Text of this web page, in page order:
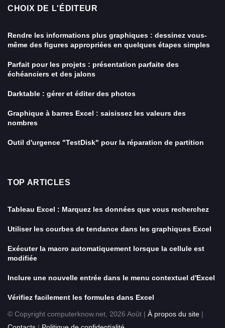
CHOIX DE L'ÉDITEUR
Rendre les informations plus graphiques : dessinez vous-
même des figures appropriées en quelques étapes simples
Parfait pour les projets : présentation parfaite des
échéanciers et des jalons
Darktable : gérer et éditer des photos
Graphique à barres Excel : saisissez les valeurs des
nombres
Outil d'urgence "TestDisk" pour la réparation de partition
TOP ARTICLES
Tableau Excel : Marquez les données que vous recherchez
Utiliser les courbes de tendance dans les graphiques Excel
Exécuter la macro automatiquement lorsque la cellule est
modifiée
Inclure une nouvelle entrée dans le menu contextuel d'Excel
Vérifiez facilement les formules dans Excel
© Copyright computerknow.net, 2026 Août | À propos du site |